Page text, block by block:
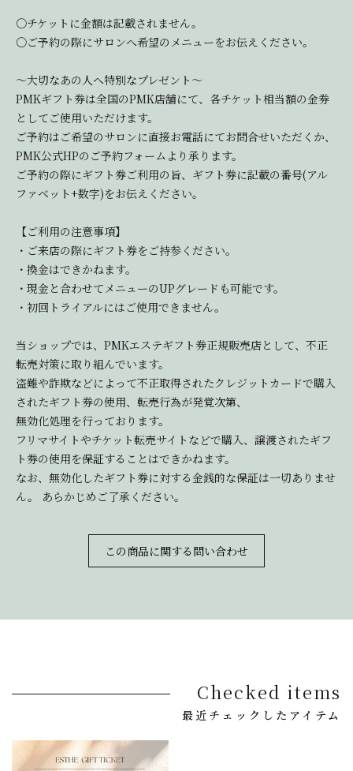
〇チケットに金額は記載されません。
〇ご予約の際にサロンへ希望のメニューをお伝えください。
～大切なあの人へ特別なプレゼント～
PMKギフト券は全国のPMK店舗にて、各チケット相当額の金券
としてご使用いただけます。
ご予約はご希望のサロンに直接お電話にてお問合せいただくか、
PMK公式HPのご予約フォームより承ります。
ご予約の際にギフト券ご利用の旨、ギフト券に記載の番号(アル
ファベット+数字)をお伝えください。
【ご利用の注意事項】
・ご来店の際にギフト券をご持参ください。
・換金はできかねます。
・現金と合わせてメニューのUPグレードも可能です。
・初回トライアルにはご使用できません。
当ショップでは、PMKエステギフト券正規販売店として、不正
転売対策に取り組んでいます。
盗難や詐欺などによって不正取得されたクレジットカードで購入
されたギフト券の使用、転売行為が発覚次第、
無効化処理を行っております。
フリマサイトやチケット転売サイトなどで購入、譲渡されたギフ
ト券の使用を保証することはできかねます。
なお、無効化したギフト券に対する金銭的な保証は一切ありませ
ん。 あらかじめご了承ください。
この商品に関する問い合わせ
Checked items
最近チェックしたアイテム